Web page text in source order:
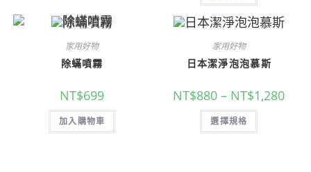
家用好物
除蟎噴霧
NT$699
加入購物車
家用好物
日本潔淨泡泡慕斯
NT$880 – NT$1,280
選擇規格